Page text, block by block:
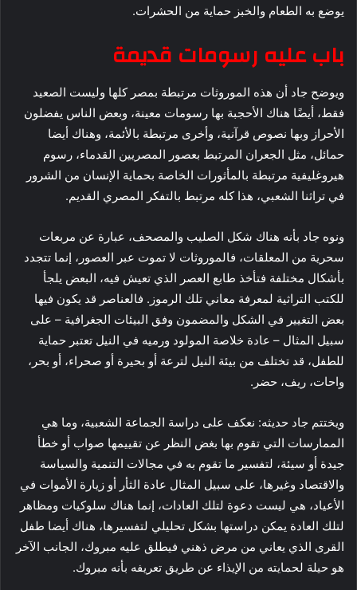
يوضع به الطعام والخبز حماية من الحشرات.
باب عليه رسومات قديمة
ويوضح جاد أن هذه الموروثات مرتبطة بمصر كلها وليست الصعيد
فقط، أيضًا هناك الأحجبة بها رسومات معينة، وبعض الناس يفضلون
الأحراز وبها نصوص قرآنية، وأخرى مرتبطة بالأئمة، وهناك أيضا
حمائل، مثل الجعران المرتبط بعصور المصريين القدماء، رسوم
هيروغليفية مرتبطة بالمأثورات الخاصة بحماية الإنسان من الشرور
في تراثنا الشعبي، هذا كله مرتبط بالتفكر المصري القديم.
ونوه جاد بأنه هناك شكل الصليب والمصحف، عبارة عن مربعات
سحرية من المعلقات، فالموروثات لا تموت عبر العصور، إنما تتجدد
بأشكال مختلفة فتأخذ طابع العصر الذي تعيش فيه، البعض يلجأ
للكتب التراثية لمعرفة معاني تلك الرموز. فالعناصر قد يكون فيها
بعض التغيير في الشكل والمضمون وفق البيئات الجغرافية – على
سبيل المثال – عادة خلاصة المولود ورميه في النيل تعتبر حماية
للطفل، قد تختلف من بيئة النيل لترعة أو بحيرة أو صحراء، أو بحر،
واحات، ريف، حضر.
ويختتم جاد حديثه: نعكف على دراسة الجماعة الشعبية، وما هي
الممارسات التي تقوم بها بغض النظر عن تقييمها صواب أو خطأ
جيدة أو سيئة، لتفسير ما تقوم به في مجالات التنمية والسياسة
والاقتصاد وغيرها، على سبيل المثال عادة الثأر أو زيارة الأموات في
الأعياد، هي ليست دعوة لتلك العادات، إنما هناك سلوكيات ومظاهر
لتلك العادة يمكن دراستها بشكل تحليلي لتفسيرها، هناك أيضا طفل
القرى الذي يعاني من مرض ذهني فيطلق عليه مبروك، الجانب الآخر
هو حيلة لحمايته من الإيذاء عن طريق تعريفه بأنه مبروك.